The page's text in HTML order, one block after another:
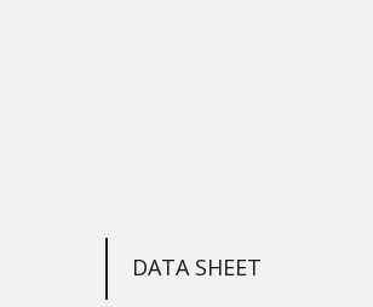
DATA SHEET